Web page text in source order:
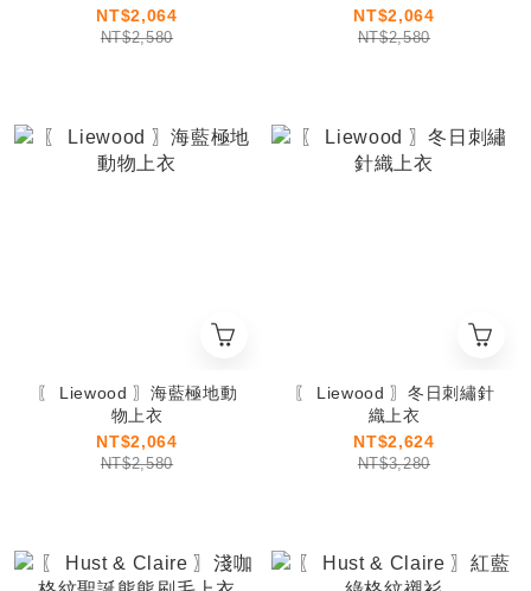
NT$2,064
NT$2,580
NT$2,064
NT$2,580
〖 Liewood 〗海藍極地動
物上衣
NT$2,064
NT$2,580
〖 Liewood 〗冬日刺繡針
織上衣
NT$2,624
NT$3,280